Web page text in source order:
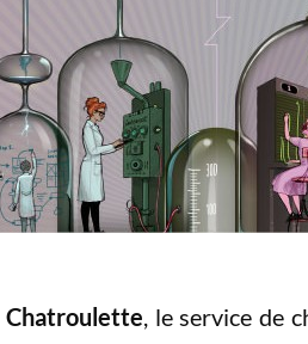
Chatroulette, le service de